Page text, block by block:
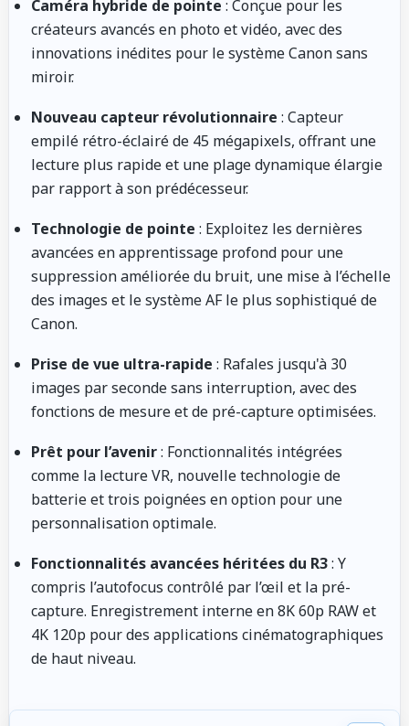
Caméra hybride de pointe : Conçue pour les
créateurs avancés en photo et vidéo, avec des
innovations inédites pour le système Canon sans
miroir.
Nouveau capteur révolutionnaire : Capteur
empilé rétro-éclairé de 45 mégapixels, offrant une
lecture plus rapide et une plage dynamique élargie
par rapport à son prédécesseur.
Technologie de pointe : Exploitez les dernières
avancées en apprentissage profond pour une
suppression améliorée du bruit, une mise à l’échelle
des images et le système AF le plus sophistiqué de
Canon.
Prise de vue ultra-rapide : Rafales jusqu'à 30
images par seconde sans interruption, avec des
fonctions de mesure et de pré-capture optimisées.
Prêt pour l’avenir: Fonctionnalités intégrées
comme la lecture VR, nouvelle technologie de
batterie et trois poignées en option pour une
personnalisation optimale.
Fonctionnalités avancées héritées du R3: Y
compris l’autofocus contrôlé par l’œil et la pré-
capture. Enregistrement interne en 8K 60p RAW et
4K 120p pour des applications cinématographiques
de haut niveau.